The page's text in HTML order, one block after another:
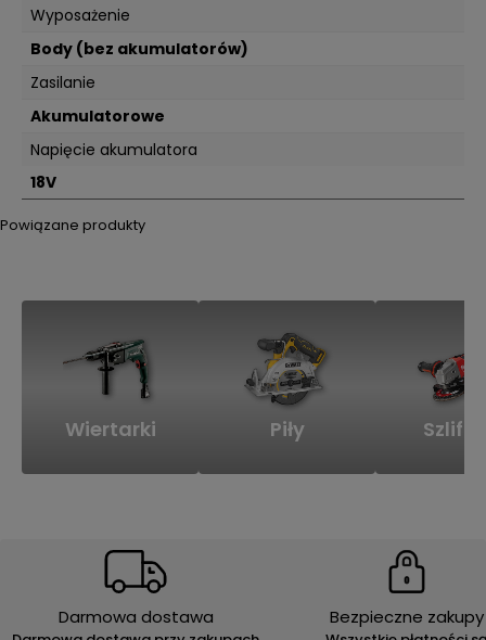
Wyposażenie
Body (bez akumulatorów)
Zasilanie
Akumulatorowe
Napięcie akumulatora
18V
Powiązane produkty
Wiertarki Piły
Darmowa dostawa Bezpieczne zakupy